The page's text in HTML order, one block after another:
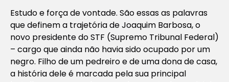
Estudo e força de vontade. São essas as palavras
que definem a trajetória de Joaquim Barbosa, o
novo presidente do STF (Supremo Tribunal Federal)
– cargo que ainda não havia sido ocupado por um
negro. Filho de um pedreiro e de uma dona de casa,
a história dele é marcada pela sua principal